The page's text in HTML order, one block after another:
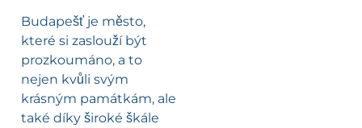
Budapešť je město,
které si zaslouží být
prozkoumáno, a to
nejen kvůli svým
krásným památkám, ale
také díky široké škále